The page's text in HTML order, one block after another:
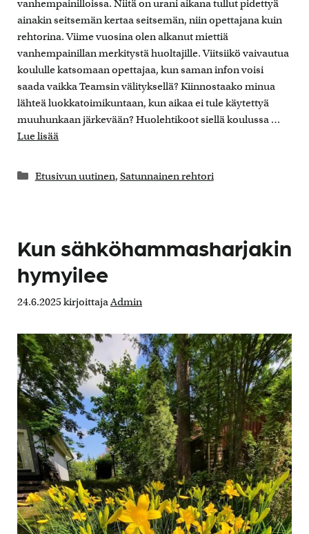
vanhempainilloissa. Niitä on urani aikana tullut pidettyä
ainakin seitsemän kertaa seitsemän, niin opettajana kuin
rehtorina. Viime vuosina olen alkanut miettiä
vanhempainillan merkitystä huoltajille. Viitsiikö vaivautua
koululle katsomaan opettajaa, kun saman infon voisi
saada vaikka Teamsin välityksellä? Kiinnostaako minua
lähteä luokkatoimikuntaan, kun aikaa ei tule käytettyä
muuhunkaan järkevään? Huolehtikoot siellä koulussa …
Lue lisää
Kategoriat
Etusivun uutinen, Satunnainen rehtori
Kun sähköhammasharjakin
hymyilee
24.6.2025kirjoittajaAdmin